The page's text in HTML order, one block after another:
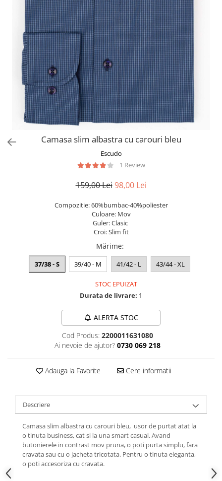
Camasa slim albastra cu carouri bleu
Escudo
1 Review
159,00 Lei 98,00 Lei
Compozitie: 60%bumbac-40%poliester
Culoare: Mov
Guler: Clasic
Croi: Slim fit
Mărime:
37/38 - S 39/40 - M 41/42 - L 43/44 - XL
STOC EPUIZAT
Durata de livrare: 1
ALERTA STOC
Cod Produs: 2200011631080
Ai nevoie de ajutor? 0730 069 218
Adauga la Favorite Cere informatii
Descriere
Camasa slim albastra cu carouri bleu, usor de purtat atat la
o tinuta business, cat si la una smart casual. Avand
butonierele in contrast mov pruna,o poti purta simplu, fara
cravata sau cu o jacheta tricotata. Pentru o tinuta eleganta,
o poti accesoriza cu cravata.